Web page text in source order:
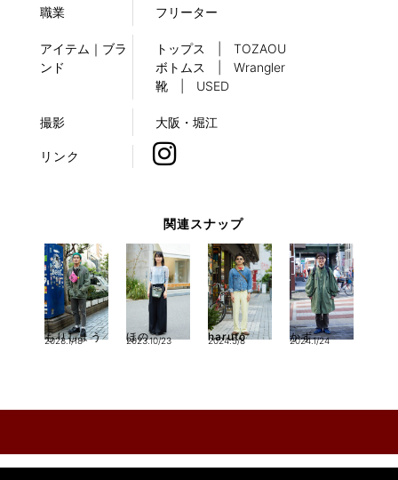
職業 フリーター
アイテム｜ブラ
ンド
トップス | TOZAOU
ボトムス | Wrangler
靴 | USED
撮影 大阪・堀江
リンク
関連スナップ
もりしょう
2023.1/18 ほの
2023.10/23 haruto
2024.5/8 かず
2024.1/24